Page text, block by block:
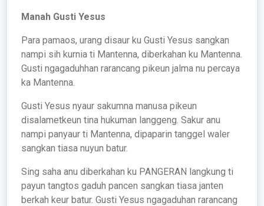
Manah Gusti Yesus
Para pamaos, urang disaur ku Gusti Yesus sangkan
nampi sih kurnia ti Mantenna, diberkahan ku Mantenna.
Gusti ngagaduhhan rarancang pikeun jalma nu percaya
ka Mantenna.
Gusti Yesus nyaur sakumna manusa pikeun
disalametkeun tina hukuman langgeng. Sakur anu
nampi panyaur ti Mantenna, dipaparin tanggel waler
sangkan tiasa nuyun batur.
Sing saha anu diberkahan ku PANGERAN langkung ti
payun tangtos gaduh pancen sangkan tiasa janten
berkah keur batur. Gusti Yesus ngagaduhan rarancang